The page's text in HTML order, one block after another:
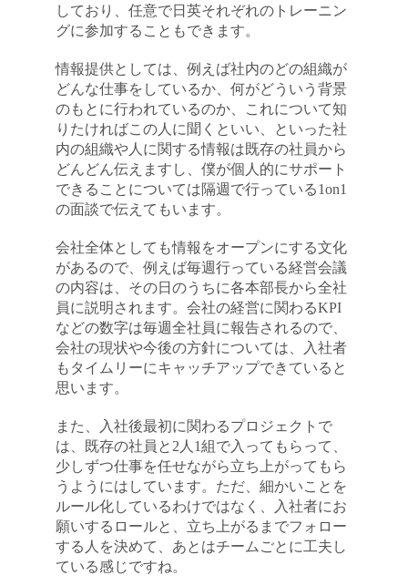
しており、任意で日英それぞれのトレーニン
グに参加することもできます。
情報提供としては、例えば社内のどの組織が
どんな仕事をしているか、何がどういう背景
のもとに行われているのか、これについて知
りたければこの人に聞くといい、といった社
内の組織や人に関する情報は既存の社員から
どんどん伝えますし、僕が個人的にサポート
できることについては隔週で行っている1on1
の面談で伝えてもいます。
会社全体としても情報をオープンにする文化
があるので、例えば毎週行っている経営会議
の内容は、その日のうちに各本部長から全社
員に説明されます。会社の経営に関わるKPI
などの数字は毎週全社員に報告されるので、
会社の現状や今後の方針については、入社者
もタイムリーにキャッチアップできていると
思います。
また、入社後最初に関わるプロジェクトで
は、既存の社員と2人1組で入ってもらって、
少しずつ仕事を任せながら立ち上がってもら
うようにはしています。ただ、細かいことを
ルール化しているわけではなく、入社者にお
願いするロールと、立ち上がるまでフォロー
する人を決めて、あとはチームごとに工夫し
ている感じですね。